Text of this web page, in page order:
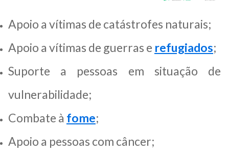
Apoio a vítimas de catástrofes naturais;
Apoio a vítimas de guerras e refugiados;
Suporte a pessoas em situação de
vulnerabilidade;
Combate à fome;
Apoio a pessoas com câncer;